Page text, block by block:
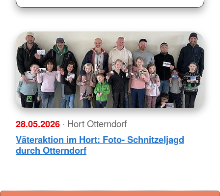
28.05.2026 · Hort Otterndorf
Väteraktion im Hort: Foto- Schnitzeljagd
durch Otterndorf